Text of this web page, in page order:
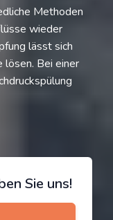
Methoden
wieder
lässt sich
lösen. Bei einer
Sie uns!